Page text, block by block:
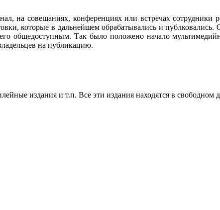
на совещаниях, конференциях или встречах сотрудники
которые в дальнейшем обрабатывались и
общедоступным. Так было положено начало
на публикацию.
издания и т.п. Все эти издания находятся в свободном